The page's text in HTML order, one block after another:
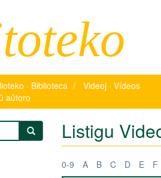
· Biblioteca
Videoj · Vídeos
aŭtoro
Listigu
0-9 A B C D E F